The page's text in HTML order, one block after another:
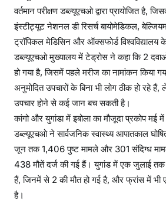
वर्तमान परीक्षण डब्ल्यूएचओ द्वारा प्रायोजित है,
इंस्टीट्यूट नेशनल डी रिसर्च बायोमेडिकल,
ट्रॉपिकल मेडिसिन और ऑक्सफोर्ड विश्वविद्यालय
डब्ल्यूएचओ मुख्यालय में टेड्रोस ने कहा कि 2
हो गया है, जिसमें पहले मरीज का नामांकन किया
अनुमोदित उपचारों के बिना भी लोग ठीक हो रहे हैं,
उपचार होने से कई जान बच सकती है।
कांगो और युगांडा में इबोला का मौजूदा प्रकोप
डब्ल्यूएचओ ने सार्वजनिक स्वास्थ्य आपातकाल
जून तक 1,406 पुष्ट मामले और 301 संदिग्ध
438 मौतें दर्ज की गई हैं। युगांड में एक जुलाई
हैं, जिनमें से 2 की मौत हो गई है, और फ्रांस में भी
है।